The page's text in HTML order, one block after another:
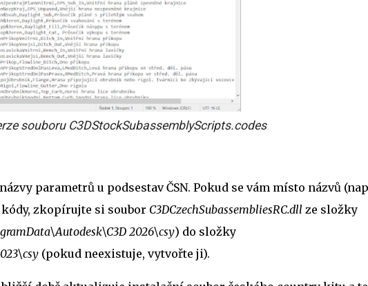
souboru C3DStockSubassemblyScripts.codes
parametrů u podsestav ČSN. Pokud se vám místo názvů
zkopírujte si soubor C3DCzechSubassembliesRC.dllze složky
2026\csy) do složky
(pokud neexistuje, vytvořte ji).